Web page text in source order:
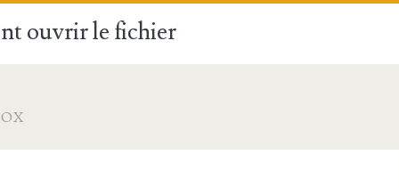
ouvrir le fichier